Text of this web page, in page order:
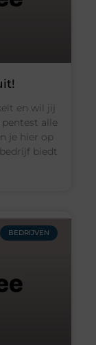
en wil jij
alle
je hier op
biedt
BEDRIJVEN